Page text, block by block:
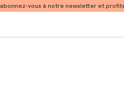
abonnez-vous à notre newsletter et